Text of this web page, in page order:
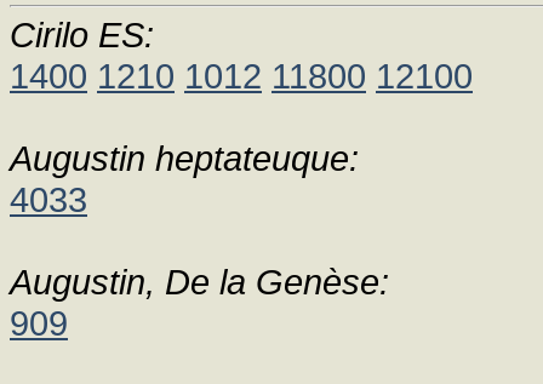
Cirilo ES:
1400 1210 1012 11800 12100
Augustin heptateuque:
4033
Augustin, De la Genèse:
909